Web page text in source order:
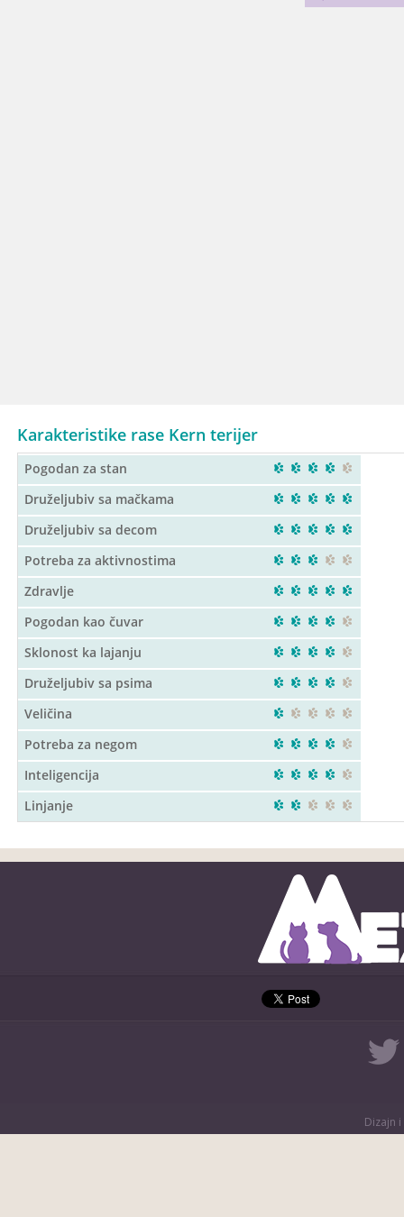
Karakteristike rase Kern terijer
Pogodan za stan
Druželjubiv sa mačkama
Druželjubiv sa decom
Potreba za aktivnostima
Zdravlje
Pogodan kao čuvar
Sklonost ka lajanju
Druželjubiv sa psima
Veličina
Potreba za negom
Inteligencija
Linjanje
Dizajn